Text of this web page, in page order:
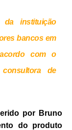
instituição
bancos em
com o
consultora de
por Bruno
do produto